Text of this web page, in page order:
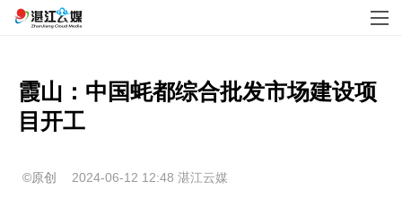
霞山：中国蚝都综合批发市场建设项
目开工
©原创 2024-06-12 12:48 湛江云媒